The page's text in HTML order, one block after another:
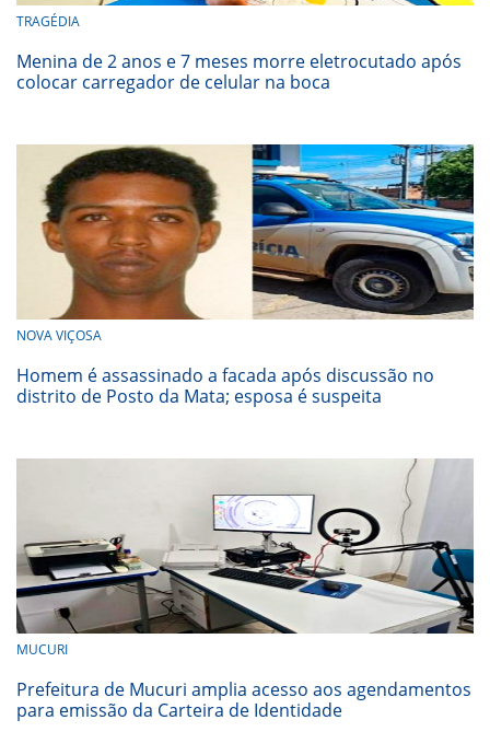
TRAGÉDIA
Menina de 2 anos e 7 meses morre eletrocutado após
colocar carregador de celular na boca
NOVA VIÇOSA
Homem é assassinado a facada após discussão no
distrito de Posto da Mata; esposa é suspeita
MUCURI
Prefeitura de Mucuri amplia acesso aos agendamentos
para emissão da Carteira de Identidade